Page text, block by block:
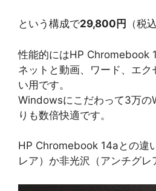
という構成で29,800円 （税
性能的にはHP Chromebook
ネットと動画、ワード、エク
い用です。
Windowsにこだわって3万の
りも数倍快適です。
HP Chromebook 14aとの違
レア）か非光沢（アンチグレ